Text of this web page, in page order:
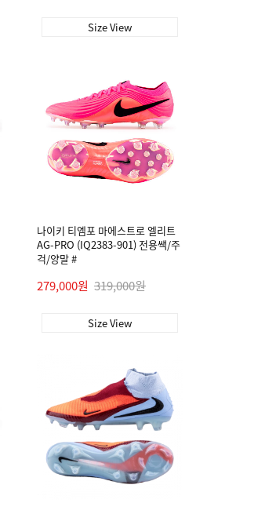
Size View
나이키 티엠포 마에스트로 엘리트
AG-PRO (IQ2383-901) 전용쌕/주
걱/양말 #
279,000원 319,000원
Size View